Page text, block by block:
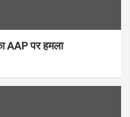
AAP पर हमला